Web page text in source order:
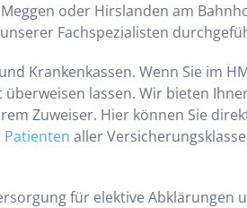
oder Hirslanden am
Fachspezialisten
Krankenkassen. Wenn Sie im
lassen. Wir bieten
Zuweiser. Hier können Sie
aller
für elektive Abklärungen